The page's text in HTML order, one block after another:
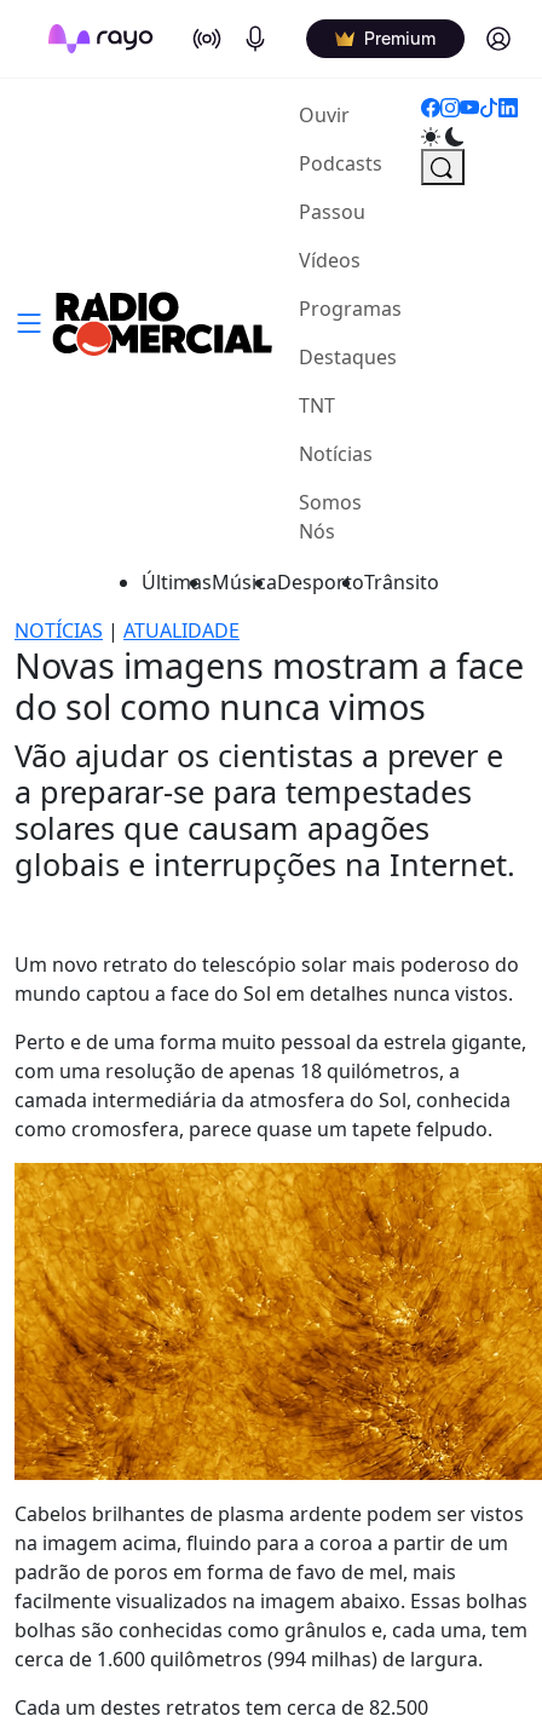
On Air Podcasts Premium Log in
Ouvir(current)
Podcasts
Passou
Vídeos
Programas
Destaques
TNT
Notícias
Somos
Nós
ÚltimasMúsicaDesportoTrânsito
NOTÍCIAS | ATUALIDADE
Novas imagens mostram a face
do sol como nunca vimos
Vão ajudar os cientistas a prever e
a preparar-se para tempestades
solares que causam apagões
globais e interrupções na Internet.
Um novo retrato do telescópio solar mais poderoso do
mundo captou a face do Sol em detalhes nunca vistos.
Perto e de uma forma muito pessoal da estrela gigante,
com uma resolução de apenas 18 quilómetros, a
camada intermediária da atmosfera do Sol, conhecida
como cromosfera, parece quase um tapete felpudo.
Cabelos brilhantes de plasma ardente podem ser vistos
na imagem acima, fluindo para a coroa a partir de um
padrão de poros em forma de favo de mel, mais
facilmente visualizados na imagem abaixo. Essas bolhas
bolhas são conhecidas como grânulos e, cada uma, tem
cerca de 1.600 quilômetros (994 milhas) de largura.
Cada um destes retratos tem cerca de 82.500